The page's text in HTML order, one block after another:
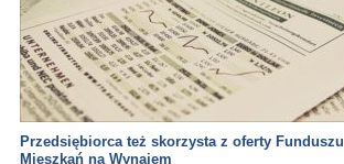
Przedsiębiorca też skorzysta z oferty Funduszu
Mieszkań na Wynajem